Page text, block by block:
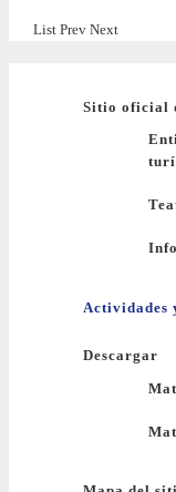
List Prev Next
Sitio oficial
Actividades
Descargar